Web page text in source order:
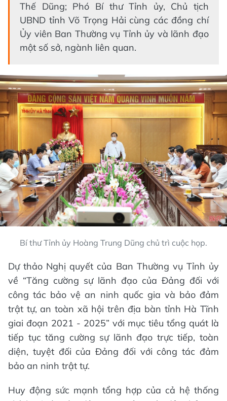
Thế Dũng; Phó Bí thư Tỉnh ủy, Chủ tịch
UBND tỉnh Võ Trọng Hải cùng các đồng chí
Ủy viên Ban Thường vụ Tỉnh ủy và lãnh đạo
một số sở, ngành liên quan.
Bí thư Tỉnh ủy Hoàng Trung Dũng chủ trì cuộc họp.
Dự thảo Nghị quyết của Ban Thường vụ Tỉnh ủy
về “Tăng cường sự lãnh đạo của Đảng đối với
công tác bảo vệ an ninh quốc gia và bảo đảm
trật tự, an toàn xã hội trên địa bàn tỉnh Hà Tĩnh
giai đoạn 2021 - 2025” với mục tiêu tổng quát là
tiếp tục tăng cường sự lãnh đạo trực tiếp, toàn
diện, tuyệt đối của Đảng đối với công tác đảm
bảo an ninh trật tự.
Huy động sức mạnh tổng hợp của cả hệ thống